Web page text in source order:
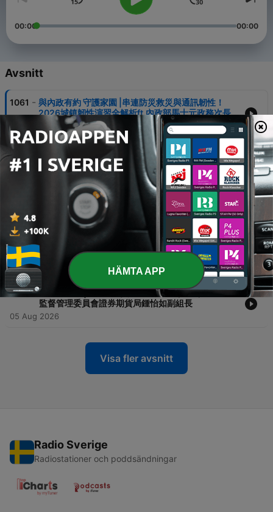
邀請刑事警察局警員分享最新詐騙案例，教您識破詐騙，守護安全
邀請現職警員分享最專業的資訊、真實的案例，讓您為自己與親友
的安全把關
[消費乎你知] 主持人：Jacky
邀請消基會專家學者分享各種消費者權益知識，讓您聰明消費不吃
虧
---
此外也會不定時推出各領域特別節目！
訂閱追蹤，不要錯過
Powered by Firstory Hosting
00:00 00:00
Avsnitt
1061 - 與內政有約 守護家園 |串連防災救災與通訊韌性！
2026城鎮韌性演習全解析ft.內政部馬士元政務次長
10 Aug 2026
1060
國家公園慢慢聽 |里海共好：台江里海遊程 台江國家
公園管理處 企劃經理科 施佩君 科長
07 Aug 2026
生活法律 | 媽媽借用兒子帳戶存錢，帳戶存款是否為
遺產？ ft.陽昇法律事務所 鄧湘全律師
07 Aug 2026
1058 -
安全寶典 | 毒駕零容忍 守護屏東交通安全 ft. 屏東縣
政府警察局交通隊隊長 程大維
07 Aug 2026
1057 - 識詐你和我 |揭開虛擬資產詐騙真相（下集）ft. 金融
監督管理委員會證券期貨局鍾怡如副組長
05 Aug 2026
Visa fler avsnitt
Radio Sverige
Radiostationer och poddsändningar
HÄMTA APP